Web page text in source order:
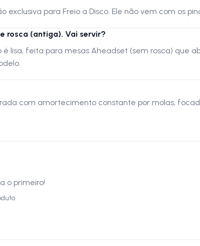
exclusiva para Freio a Disco. Ele não vem com os
rosca (antiga). Vai servir?
é lisa, feita para mesas Aheadset (sem rosca)
com amortecimento constante por molas,
o primeiro!